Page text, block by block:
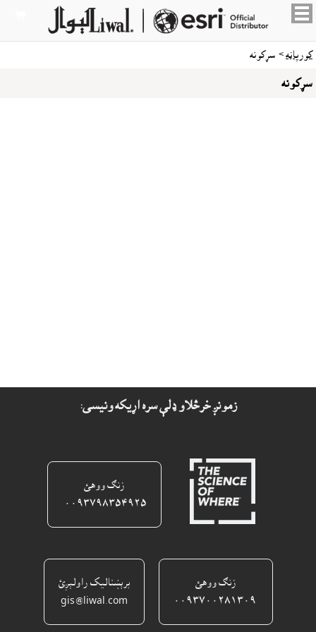
کورپاڼه > سړکونه
سړکونه
زمونږ خرڅلاو ډلې سره اړيکه ونيسى:
زنګ ووهئ
٠٠٩٣٧٩٨٣٥٤٩٢٥ ‎
زنګ ووهئ
برېښناليک راولېږئ
gis@liwal.com